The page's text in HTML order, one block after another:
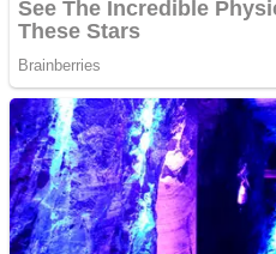
Sulawesi Barat
Sulawesi Selatan
Sulawesi Tengah